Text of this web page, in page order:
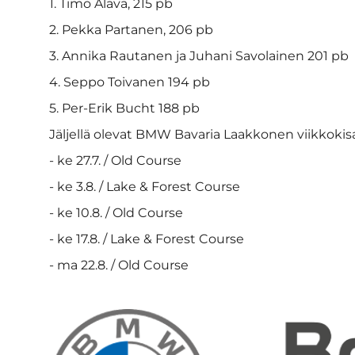
1. Timo Alava, 215 pb
2. Pekka Partanen, 206 pb
3. Annika Rautanen ja Juhani Savolainen 201 pb
4. Seppo Toivanen 194 pb
5. Per-Erik Bucht 188 pb
Jäljellä olevat BMW Bavaria Laakkonen
- ke 27.7. / Old Course
- ke 3.8. / Lake & Forest Course
- ke 10.8. / Old Course
- ke 17.8. / Lake & Forest Course
- ma 22.8. / Old Course